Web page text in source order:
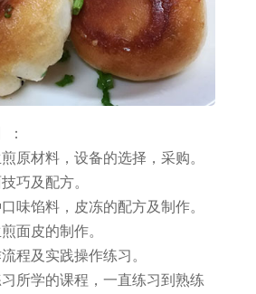
：
原材料，设备的选择，采购。
巧及配方。
味馅料，皮冻的配方及制作。
面皮的制作。
程及实践操作练习。
所学的课程，一直练习到熟练